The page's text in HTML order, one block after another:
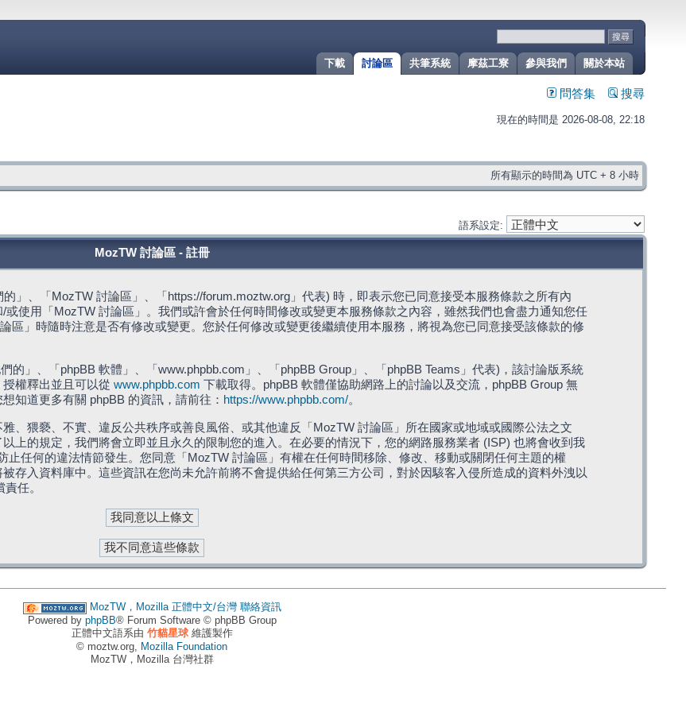
關於本站
參與我們
摩茲工寮
共筆系統
討論區
下載
問答集 搜尋
現在的時間是 2026-08-08, 22:18
所有顯示的時間為 UTC + 8 小時
語系設定:
MozTW 討論區 - 註冊
」、「MozTW 討論區」、「https://forum.moztw.org」代表) 時，即表示您已同意接受本服務條款之所有內
使用「MozTW 討論區」。我們或許會於任何時間修改或變更本服務條款之內容，雖然我們也會盡力通知您任
區」時隨時注意是否有修改或變更。您於任何修改或變更後繼續使用本服務，將視為您已同意接受該條款的修
的」、「phpBB 軟體」、「www.phpbb.com」、「phpBB Group」、「phpBB Teams」代表)，該討論版系統
權釋出並且可以從 www.phpbb.com 下載取得。phpBB 軟體僅協助網路上的討論以及交流，phpBB Group 無
知道更多有關 phpBB 的資訊，請前往： https://www.phpbb.com/。
、猥褻、不實、違反公共秩序或善良風俗、或其他違反「MozTW 討論區」所在國家或地域或國際公法之文
上的規定，我們將會立即並且永久的限制您的進入。在必要的情況下，您的網路服務業者 (ISP) 也將會收到我
任何的違法情節發生。您同意「MozTW 討論區」有權在任何時間移除、修改、移動或關閉任何主題的權
存入資料庫中。這些資訊在您尚未允許前將不會提供給任何第三方公司，對於因駭客入侵所造成的資料外洩以
任。
MozTW，Mozilla 正體中文/台灣 聯絡資訊
Powered by phpBB® Forum Software © phpBB Group
正體中文語系由 竹貓星球維護製作
© moztw.org, Mozilla Foundation
MozTW，Mozilla 台灣社群